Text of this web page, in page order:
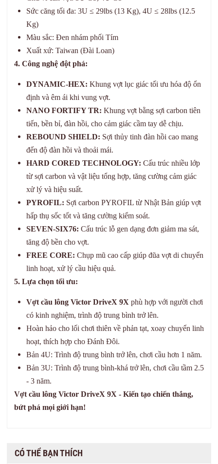
Sức căng tối đa: 3U ≤ 29lbs (13 Kg), 4U ≤ 28lbs (12.5
Kg)
Màu sắc: Đen nhám phối Tím
Xuất xứ: Taiwan (Đài Loan)
4. Công nghệ đột phá:
DYNAMIC-HEX: Khung vợt lục giác tối ưu hóa độ ổn
định và êm ái khi vung vợt.
NANO FORTIFY TR: Khung vợt bằng sợi carbon tiên
tiến, bền bỉ, đàn hồi, cho cảm giác cầm tay dễ chịu.
REBOUND SHIELD: Sợi thủy tinh đàn hồi cao mang
đến độ đàn hồi và thoải mái.
HARD CORED TECHNOLOGY: Cấu trúc nhiều lớp
từ sợi carbon và vật liệu tổng hợp, tăng cường cảm giác
xử lý và hiệu suất.
PYROFIL: Sợi carbon PYROFIL từ Nhật Bản giúp vợt
hấp thụ sốc tốt và tăng cường kiểm soát.
SEVEN-SIX76: Cấu trúc lỗ gen dạng đơn giảm ma sát,
tăng độ bền cho vợt.
FREE CORE: Chụp mũ cao cấp giúp đũa vợt di chuyển
linh hoạt, xử lý cầu hiệu quả.
5. Lựa chọn tối ưu:
Vợt cầu lông Victor DriveX 9X phù hợp với người chơi
có kinh nghiệm, trình độ trung bình trở lên.
Hoàn hảo cho lối chơi thiên về phản tạt, xoay chuyển linh
hoạt, thích hợp cho Đánh Đôi.
Bản 4U: Trình độ trung bình trở lên, chơi cầu hơn 1 năm.
Bản 3U: Trình độ trung bình-khá trở lên, chơi cầu tầm 2.5
- 3 năm.
Vợt cầu lông Victor DriveX 9X - Kiến tạo chiến thắng,
bứt phá mọi giới hạn!
CÓ THỂ BẠN THÍCH